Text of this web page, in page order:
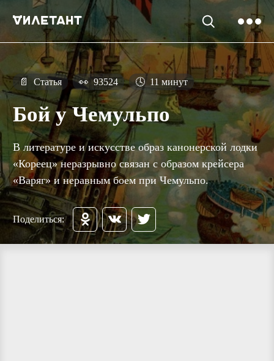
📄 Статья 👀 93524 🕓 11 минут
Бой у Чемульпо
В литературе и искусстве образ канонерской лодки
«Кореец» неразрывно связан с образом крейсера
«Варяг» и неравным боем при Чемульпо.
Поделиться: